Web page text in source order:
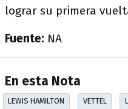
lograr su primera
Fuente: NA
En esta Nota
LEWIS HAMILTON VETTEL